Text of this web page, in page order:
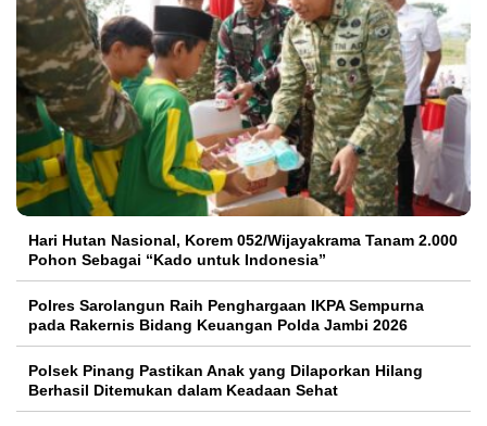
Hari Hutan Nasional, Korem 052/Wijayakrama Tanam 2.000
Pohon Sebagai “Kado untuk Indonesia”
Polres Sarolangun Raih Penghargaan IKPA Sempurna
pada Rakernis Bidang Keuangan Polda Jambi 2026
Polsek Pinang Pastikan Anak yang Dilaporkan Hilang
Berhasil Ditemukan dalam Keadaan Sehat